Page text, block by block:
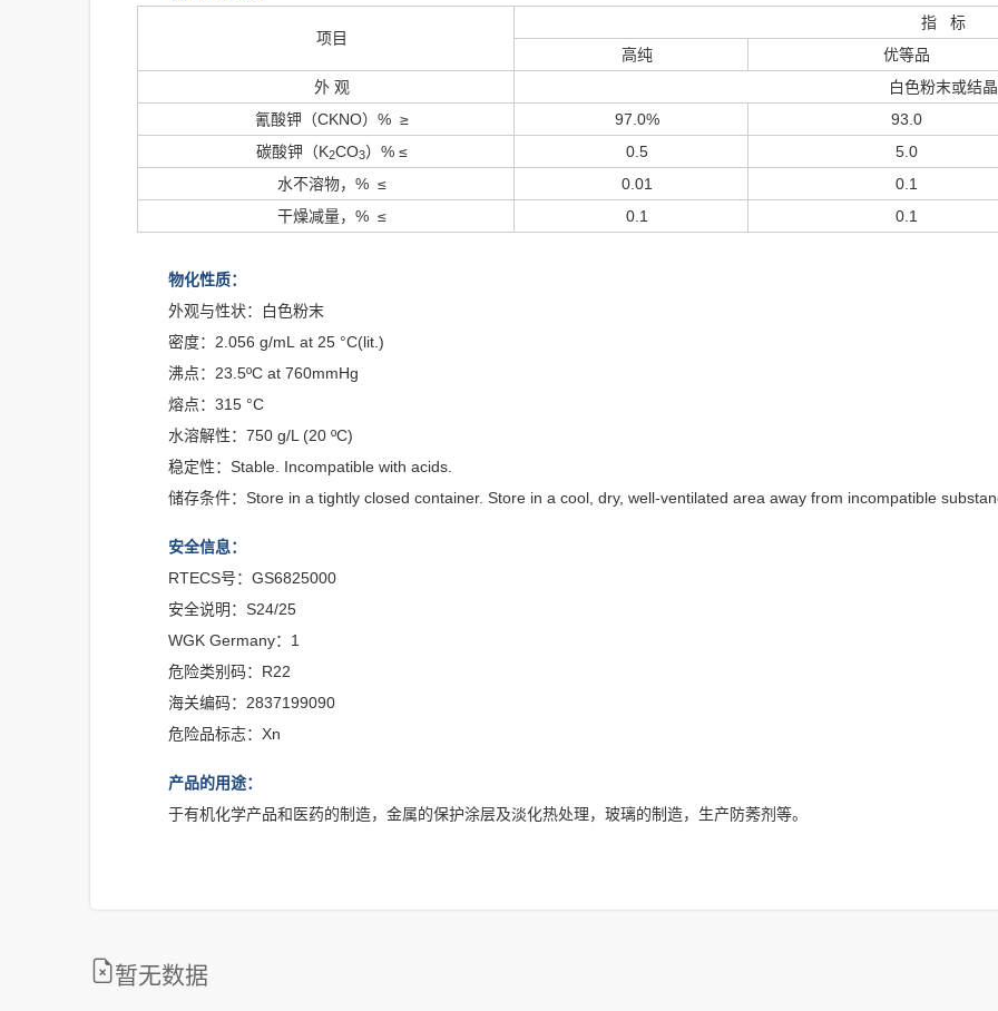
项目
指 标
高纯
优等品
外 观
白色粉末或结晶
氰酸钾（CKNO）% ≥
97.0%
93.0
碳酸钾（K2CO3）% ≤ 0.5
5.0
水不溶物，% ≤
0.01
0.1
干燥减量，% ≤
0.1 0.1
物化性质：
外观与性状：白色粉末
密度：2.056 g/mL at 25 °C(lit.)
沸点：23.5ºC at 760mmHg
熔点：315 °C
水溶解性：750 g/L (20 ºC)
稳定性：Stable. Incompatible with acids.
储存条件：Store in a tightly closed container. Store in a cool, dry, well-ventilated area away from incompatible
安全信息：
RTECS号：GS6825000
安全说明：S24/25
WGK Germany：1
危险类别码：R22
海关编码：2837199090
危险品标志：Xn
产品的用途：
于有机化学产品和医药的制造，金属的保护涂层及淡化热处理，玻璃的制造，生产防莠剂等。
暂无数据